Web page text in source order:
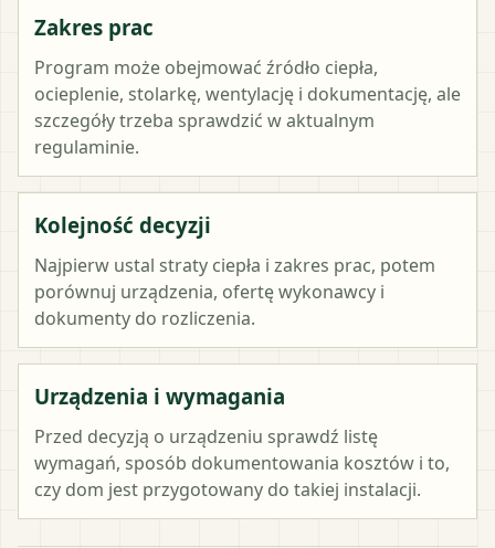
Zakres prac
Program może obejmować źródło ciepła,
ocieplenie, stolarkę, wentylację i dokumentację, ale
szczegóły trzeba sprawdzić w aktualnym
regulaminie.
Kolejność decyzji
Najpierw ustal straty ciepła i zakres prac, potem
porównuj urządzenia, ofertę wykonawcy i
dokumenty do rozliczenia.
Urządzenia i wymagania
Przed decyzją o urządzeniu sprawdź listę
wymagań, sposób dokumentowania kosztów i to,
czy dom jest przygotowany do takiej instalacji.